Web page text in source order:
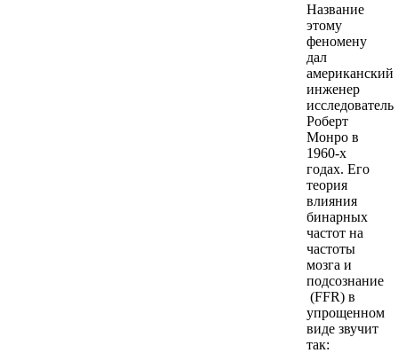
Название
этому
феномену
дал
американский
инженер
исследователь
Роберт
Монро в
1960-х
годах. Его
теория
влияния
бинарных
частот на
частоты
мозга и
подсознание
(FFR) в
упрощенном
виде звучит
так: